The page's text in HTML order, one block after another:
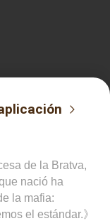
de la Bratva,
nació ha
la mafia:
el estándar.》